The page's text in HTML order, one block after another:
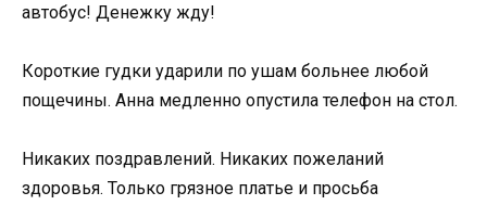
автобус! Денежку жду!
Короткие гудки ударили по ушам больнее любой
пощечины. Анна медленно опустила телефон на стол.
Никаких поздравлений. Никаких пожеланий
здоровья. Только грязное платье и просьба